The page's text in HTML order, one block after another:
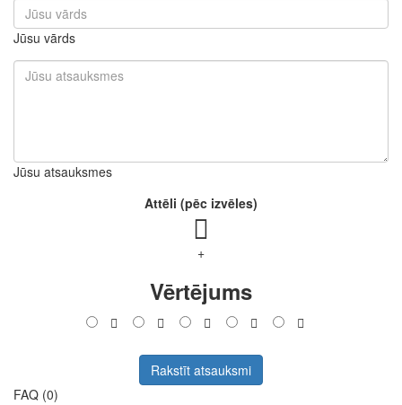
Jūsu vārds
Jūsu atsauksmes
Attēli (pēc izvēles)
+
Vērtējums
Rakstīt atsauksmi
FAQ (0)